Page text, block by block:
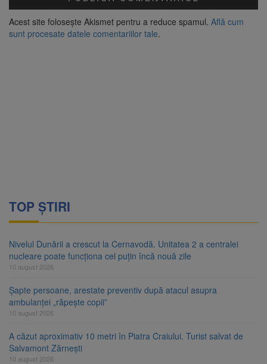
Acest site folosește Akismet pentru a reduce spamul. Află cum
sunt procesate datele comentariilor tale.
TOP ȘTIRI
Nivelul Dunării a crescut la Cernavodă. Unitatea 2 a centralei
nucleare poate funcționa cel puțin încă nouă zile
10 august 2026
Șapte persoane, arestate preventiv după atacul asupra
ambulanței „răpește copii”
10 august 2026
A căzut aproximativ 10 metri în Piatra Craiului. Turist salvat de
Salvamont Zărnești
10 august 2026